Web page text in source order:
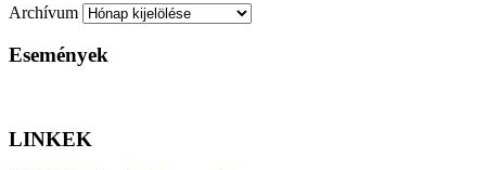
Archívum
Események
LINKEK